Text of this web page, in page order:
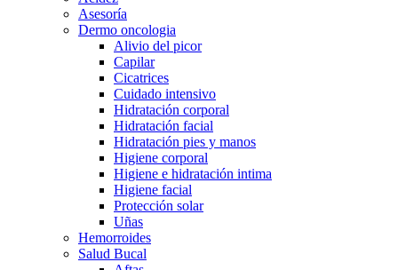
Asesoría
Dermo oncologia
Alivio del picor
Capilar
Cicatrices
Cuidado intensivo
Hidratación corporal
Hidratación facial
Hidratación pies y manos
Higiene corporal
Higiene e hidratación intima
Higiene facial
Protección solar
Uñas
Hemorroides
Salud Bucal